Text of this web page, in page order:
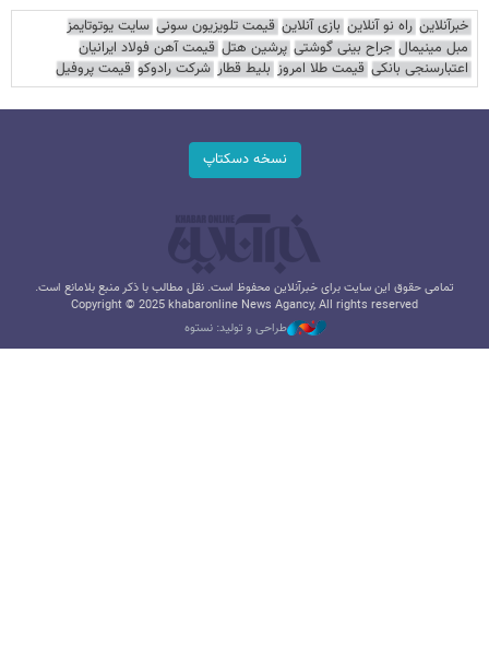
خبرآنلاین راه نو آنلاین بازی آنلاین قیمت تلویزیون سونی سایت یوتوتایمز
مبل مینیمال جراح بینی گوشتی پرشین هتل قیمت آهن فولاد ایرانیان
اعتبارسنجی بانکی قیمت طلا امروز بلیط قطار شرکت رادوکو قیمت پروفیل
نسخه دسکتاپ
تمامی حقوق این سایت برای خبرآنلاین محفوظ است. نقل مطالب با ذکر منبع بلامانع است.
Copyright © 2025 khabaronline News Agancy, All rights reserved
طراحی و تولید: نستوه